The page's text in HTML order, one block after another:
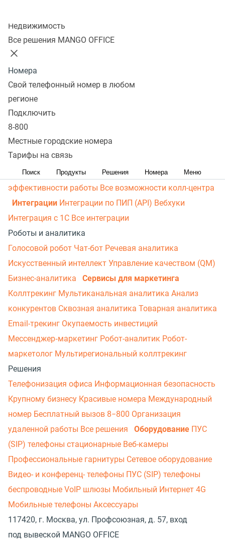
Недвижимость
Все решения MANGO OFFICE
Номера
Свой телефонный номер в любом
регионе
Подключить
8-800
Местные городские номера
Тарифы на связь
Поиск Продукты Решения Номера Меню
рассылкиРаспределение звонков
Интеграция с ОПДкРКАвтоинформатор
Автосекретарь
возможности ВАТС
Контакт-центр
Омниканальный контакт-центр
Омниканальные коммуникации
персоналом
отчетовРобот-администратор
ресурсами База знаний
(API) для УВК (CRM)Чат для сайта
Оценка
эффективности работы Все возможности колл-центра
Интеграции Интеграции по ПИП (API) Вебхуки
Интеграция с 1С Все интеграции
Роботы и аналитика
Голосовой робот Чат-бот Речевая аналитика
Искусственный интеллект Управление качеством (QM)
Бизнес-аналитика
Сервисы для маркетинга
Коллтрекинг Мультиканальная аналитика Анализ
конкурентов Сквозная аналитика Товарная аналитика
Email-трекинг Окупаемость инвестиций
Мессенджер‑маркетинг Робот-аналитик Робот-
маркетолог Мультирегиональный коллтрекинг
Решения
Телефонизация офиса Информационная безопасность
Крупному бизнесу Красивые номера Международный
номер Бесплатный вызов 8−800 Организация
удаленной работы Все решения Оборудование ПУС
(SIP) телефоны стационарные Веб-камеры
Профессиональные гарнитуры Сетевое оборудование
Видео- и конференц- телефоны ПУС (SIP) телефоны
беспроводные VoIP шлюзы Мобильный Интернет 4G
Мобильные телефоны Аксессуары
117420, г. Москва, ул. Профсоюзная, д. 57, вход
под вывеской MANGO OFFICE